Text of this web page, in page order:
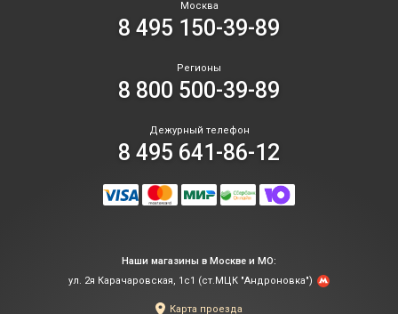
Москва
8 495 150-39-89
Регионы
8 800 500-39-89
Дежурный телефон
8 495 641-86-12
Наши магазины в Москве и МО:
ул. 2я Карачаровская, 1с1 (ст.МЦК "Андроновка")
Карта проезда